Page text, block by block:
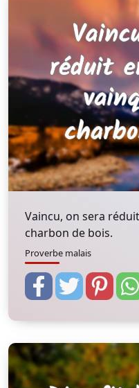
Vaincu, on sera
charbon de bois.
Proverbe malais